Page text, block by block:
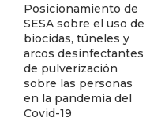
Posicionamiento de
SESA sobre el uso de
biocidas, túneles y
arcos desinfectantes
de pulverización
sobre las personas
en la pandemia del
Covid-19